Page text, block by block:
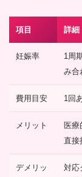
項目 詳細
妊娠率
1周
み合
費用目安 1回
メリット
医療
直接
デメリッ
対応